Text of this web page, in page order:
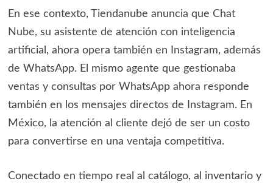
En ese contexto, Tiendanube anuncia que Chat
Nube, su asistente de atención con inteligencia
artificial, ahora opera también en Instagram, además
de WhatsApp. El mismo agente que gestionaba
ventas y consultas por WhatsApp ahora responde
también en los mensajes directos de Instagram. En
México, la atención al cliente dejó de ser un costo
para convertirse en una ventaja competitiva.
Conectado en tiempo real al catálogo, al inventario y